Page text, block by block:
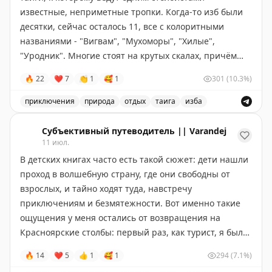
который мы проводим с июля по начало октября.
На днях у нас разобрали все места на 2026 год
– и мы добавили доп.дату на 5-11 сентября
🇰🇬Желаем вам вдохновиться и стать
известные, неприметные тропки. Когда-то изб были
десятки, сейчас осталось 11, все с колоритными
названиями - "Вигвам", "Мухоморы", "Хилые",
"Уродник". Многие стоят на крутых скалах, причём
увидишь, а наверх залезет только опытный столбист.
Избами их называют довольно условно: когда-то это
правда были маленькие избушки, часто горевшие
(причём нередко - от чужих рук), но современные
избы - это вполне благоустроенные каменные дома с
безупречной чистотой внутри, часто даже с
электричеством от аккумуляторов и солнечных
батарей. И - с железными дверьми и ставнями:
потому и строятся избы вдали от торных троп, что
чужаков в них не ждут. Сложная история отношений
сами они числятся волонтёрами, а избы -
🔥 22 ❤ 7 👏 1 🥰 1 301 (10.3%)
приключения природа отдых таига изба
Субъективный путеводитель || Varandej
11 июл.
В детских книгах часто есть такой сюжет: дети нашли
проход в волшебную страну, где они свободны от
взрослых, и тайно ходят туда, навстречу
приключениям и безмятежности. Вот именно такие
ощущения у меня остались от возвращения на
Красноярские столбы: первый раз, как турист, я был
побывать в компании настоящих столбистов.
🔥 14 ❤ 5 👍 1 🥰 1 294(7.1%)